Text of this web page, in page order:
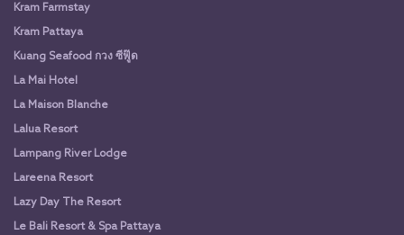
Kram Farmstay
Kram Pattaya
Kuang Seafood กวง ซีฟู๊ด
La Mai Hotel
La Maison Blanche
Lalua Resort
Lampang River Lodge
Lareena Resort
Lazy Day The Resort
Le Bali Resort & Spa Pattaya